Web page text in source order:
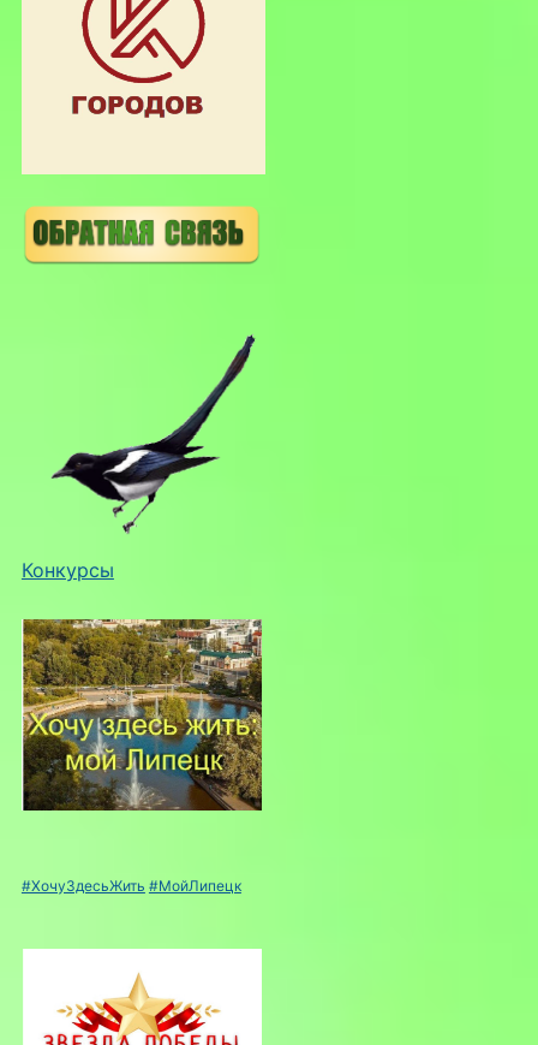
Конкурсы
#ХочуЗдесьЖить #МойЛипецк